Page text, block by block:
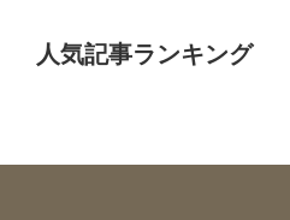
人気記事ランキング